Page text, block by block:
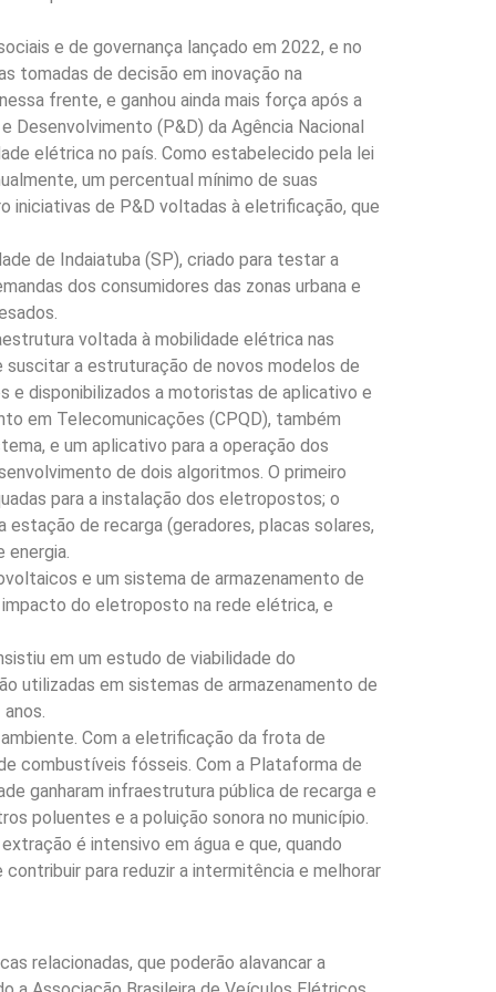
e de governança lançado em 2022, e no
tomadas de decisão em inovação na
frente, e ganhou ainda mais força após a
Desenvolvimento (P&D) da Agência Nacional
elétrica no país. Como estabelecido pela lei
um percentual mínimo de suas
iniciativas de P&D voltadas à eletrificação, que
de Indaiatuba (SP), criado para testar a
dos consumidores das zonas urbana e
voltada à mobilidade elétrica nas
a estruturação de novos modelos de
e disponibilizados a motoristas de aplicativo e
em Telecomunicações (CPQD), também
e um aplicativo para a operação dos
de dois algoritmos. O primeiro
para a instalação dos eletropostos; o
de recarga (geradores, placas solares,
energia.
e um sistema de armazenamento de
impacto do eletroposto na rede elétrica, e
em um estudo de viabilidade do
utilizadas em sistemas de armazenamento de
Com a eletrificação da frota de
combustíveis fósseis. Com a Plataforma de
ganharam infraestrutura pública de recarga e
poluentes e a poluição sonora no município.
é intensivo em água e que, quando
para reduzir a intermitência e melhorar
relacionadas, que poderão alavancar a